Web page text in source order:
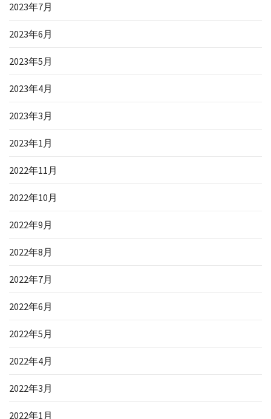
2023年7月
2023年6月
2023年5月
2023年4月
2023年3月
2023年1月
2022年11月
2022年10月
2022年9月
2022年8月
2022年7月
2022年6月
2022年5月
2022年4月
2022年3月
2022年1月